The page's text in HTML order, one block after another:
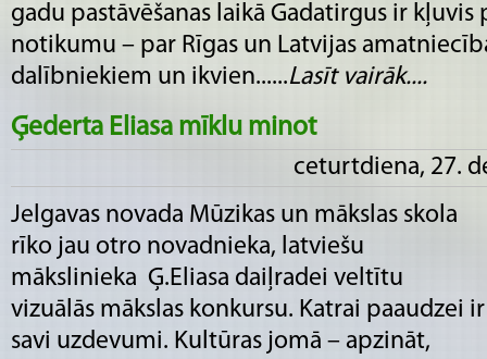
gadu pastāvēšanas laikā Gadatirgus ir kļuvis
notikumu – par Rīgas un Latvijas
dalībniekiem un ikvien......Lasīt vairāk....
Ģederta Eliasa mīklu minot
ceturtdiena, 27.
Jelgavas novada Mūzikas un mākslas skola
rīko jau otro novadnieka, latviešu
mākslinieka Ģ.Eliasa daiļradei veltītu
vizuālās mākslas konkursu. Katrai paaudzei ir
savi uzdevumi. Kultūras jomā – apzināt,